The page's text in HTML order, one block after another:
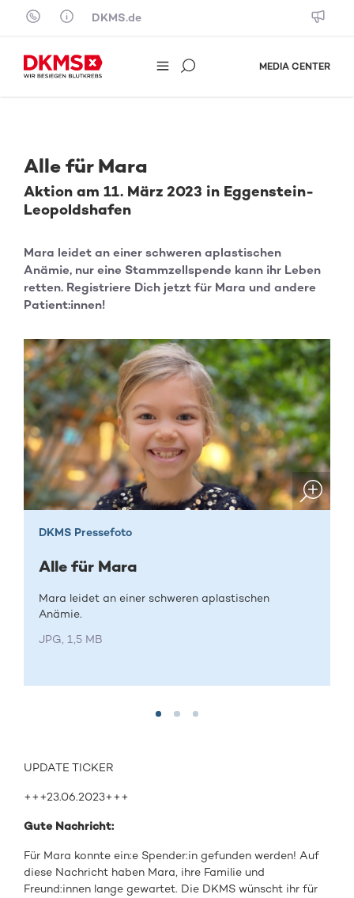
Skip to content
DKMS.de
MEDIA CENTER
Alle für Mara
Aktion am 11. März 2023 in Eggenstein-
Leopoldshafen
Mara leidet an einer schweren aplastischen
Anämie, nur eine Stammzellspende kann ihr Leben
retten. Registriere Dich jetzt für Mara und andere
Patient:innen!
DKMS Pressefoto
Alle für Mara
Mara leidet an einer schweren aplastischen
Anämie.
JPG, 1,5 MB
UPDATE TICKER
+++23.06.2023+++
Gute Nachricht:
Für Mara konnte ein:e Spender:in gefunden werden! Auf
diese Nachricht haben Mara, ihre Familie und
Freund:innen lange gewartet. Die DKMS wünscht ihr für